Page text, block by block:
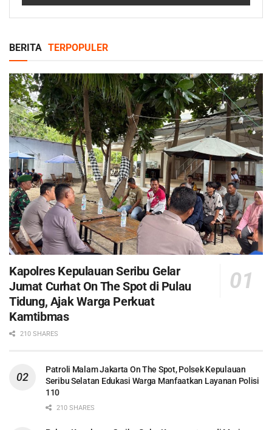
BERITA TERPOPULER
Kapolres Kepulauan Seribu Gelar
Jumat Curhat On The Spot di Pulau
Tidung, Ajak Warga Perkuat
Kamtibmas
210 SHARES
Patroli Malam Jakarta On The Spot, Polsek Kepulauan
Seribu Selatan Edukasi Warga Manfaatkan Layanan Polisi
110
210 SHARES